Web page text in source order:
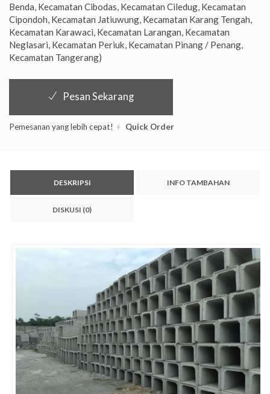
Benda, Kecamatan Cibodas, Kecamatan Ciledug, Kecamatan
Cipondoh, Kecamatan Jatiuwung, Kecamatan Karang Tengah,
Kecamatan Karawaci, Kecamatan Larangan, Kecamatan
Neglasari, Kecamatan Periuk, Kecamatan Pinang / Penang,
Kecamatan Tangerang)
Pesan Sekarang
Pemesanan yang lebih cepat! Quick Order
DESKRIPSI INFO TAMBAHAN
DISKUSI (0)